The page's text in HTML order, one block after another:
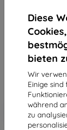
Diese
bieten
Wir
Einige
während
zu
Rabatt
140,90 €
126,81
ohne MWSt106,56 €
-10%